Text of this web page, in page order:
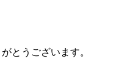
とうございます。